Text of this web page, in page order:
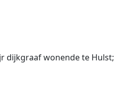
wonende te Hulst;